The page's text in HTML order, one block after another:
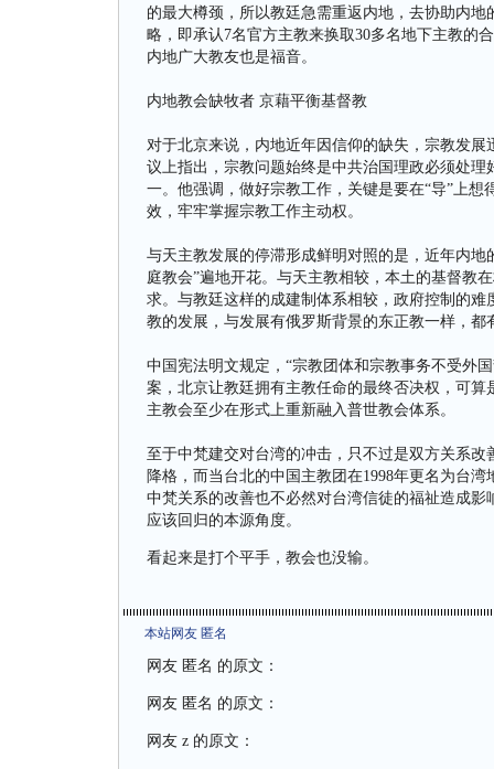
的最大樽颈，所以教廷急需重返内地，去协助内
略，即承认7名官方主教来换取30多名地下主教的
内地广大教友也是福音。
内地教会缺牧者 京藉平衡基督教
对于北京来说，内地近年因信仰的缺失，宗教发
议上指出，宗教问题始终是中共治国理政必须处
一。他强调，做好宗教工作，关键是要在“导”上想
效，牢牢掌握宗教工作主动权。
与天主教发展的停滞形成鲜明对照的是，近年内地
庭教会”遍地开花。与天主教相较，本土的基督教
求。与教廷这样的成建制体系相较，政府控制的
教的发展，与发展有俄罗斯背景的东正教一样，都
中国宪法明文规定，“宗教团体和宗教事务不受外
案，北京让教廷拥有主教任命的最终否决权，可
主教会至少在形式上重新融入普世教会体系。
至于中梵建交对台湾的冲击，只不过是双方关系
降格，而当台北的中国主教团在1998年更名为台
中梵关系的改善也不必然对台湾信徒的福祉造成
应该回归的本源角度。
看起来是打个平手，教会也没输。
本站网友 匿名
网友 匿名 的原文：
网友 匿名 的原文：
网友 z 的原文：